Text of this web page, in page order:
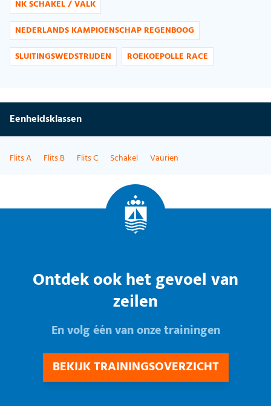
NK SCHAKEL / VALK
NEDERLANDS KAMPIOENSCHAP REGENBOOG
SLUITINGSWEDSTRIJDEN
ROEKOEPOLLE RACE
Eenheidsklassen
Flits A Flits B Flits C Schakel Vaurien
Ontdek ook het gevoel van
zeilen
En volg één van onze trainingen
BEKIJK TRAININGSOVERZICHT